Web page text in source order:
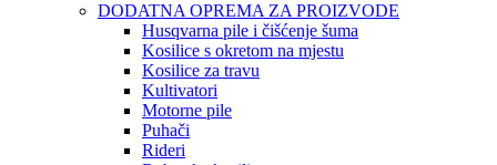
DODATNA OPREMA ZA PROIZVODE
Husqvarna pile i čišćenje šuma
Kosilice s okretom na mjestu
Kosilice za travu
Kultivatori
Motorne pile
Puhači
Rideri